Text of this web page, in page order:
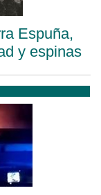
Espuña,
y espinas